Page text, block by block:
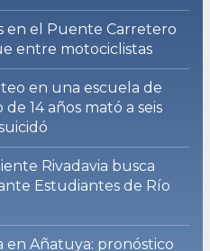
en el Puente Carretero
entre motociclistas
en una escuela de
14 años mató a seis
Rivadavia busca
Estudiantes de Río
en Añatuya: pronóstico